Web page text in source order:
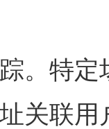
定场
关联